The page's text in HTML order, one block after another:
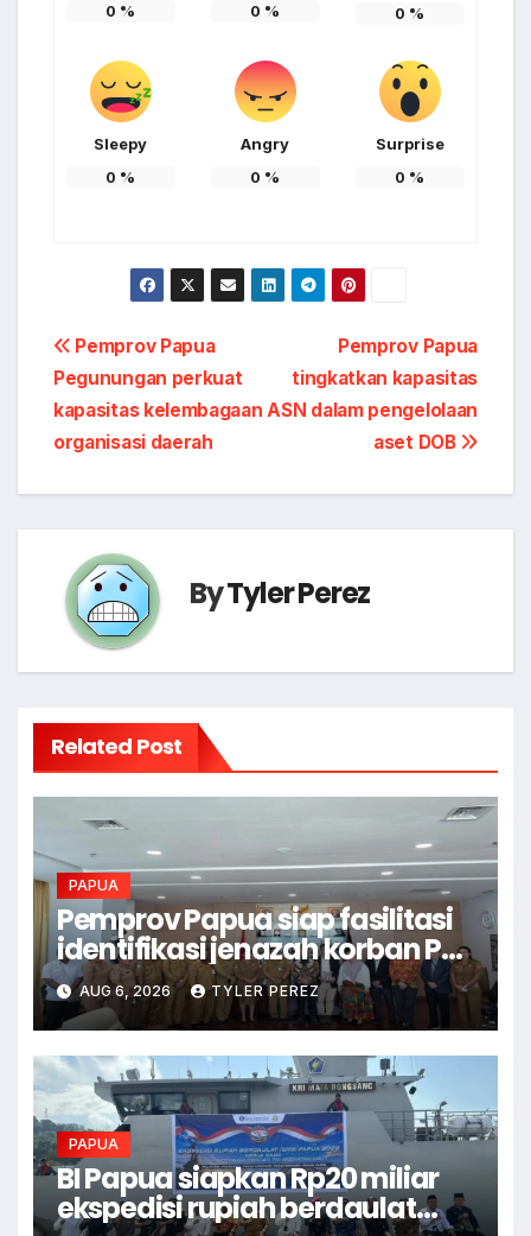
0 % 0 % 0 %
Sleepy
0 %
Angry
0 %
Surprise
0 %
Post
navigation
Pemprov Papua
tingkatkan kapasitas
ASN dalam pengelolaan
aset DOB
Pemprov Papua
Pegunungan perkuat
kapasitas kelembagaan
organisasi daerah
ByTyler Perez
Related Post
PAPUA
Pemprov Papua siap fasilitasi
identifikasi jenazah korban PD
II AUG 6, 2026 TYLER PEREZ
PAPUA
BI Papua siapkan Rp20 miliar
ekspedisi rupiah berdaulat